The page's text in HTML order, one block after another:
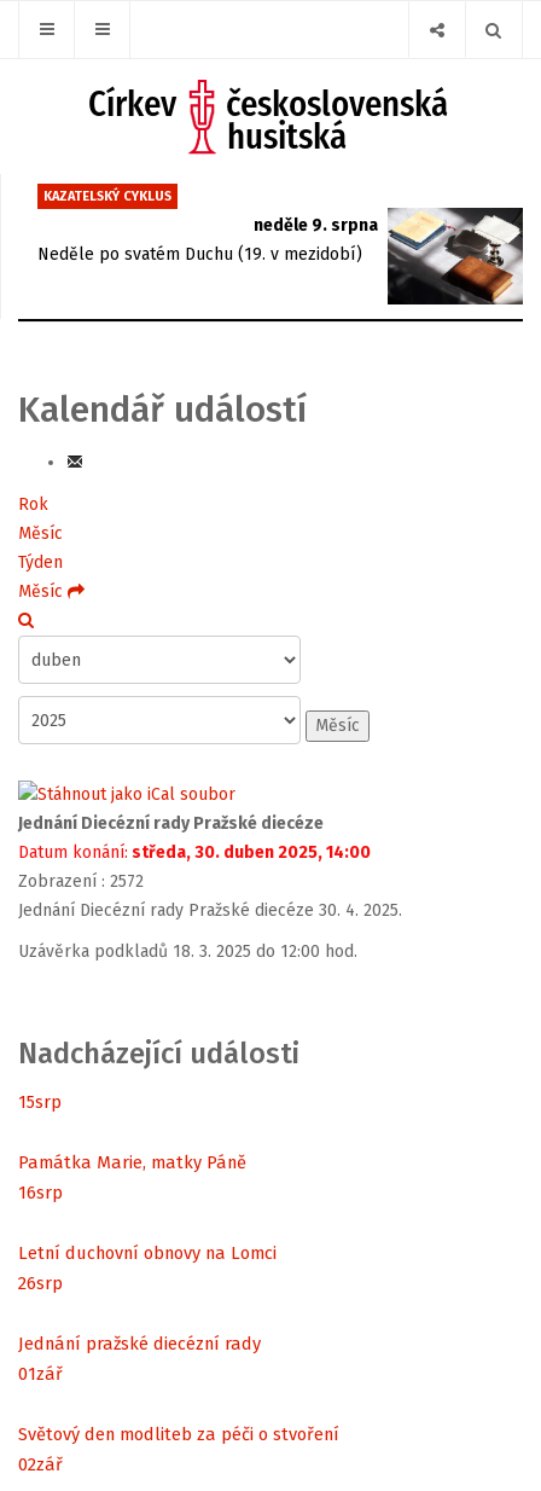
KAZATELSKÝ CYKLUS
neděle 9. srpna
Neděle po svatém Duchu (19. v mezidobí)
Kalendář událostí
Rok
Měsíc
Týden
Měsíc
Měsíc
Jednání Diecézní rady Pražské diecéze
Datum konání: středa, 30. duben 2025, 14:00
Zobrazení : 2572
Jednání Diecézní rady Pražské diecéze 30. 4. 2025.
Uzávěrka podkladů 18. 3. 2025 do 12:00 hod.
Nadcházející události
15srp
Památka Marie, matky Páně
16srp
Letní duchovní obnovy na Lomci
26srp
Jednání pražské diecézní rady
01zář
Světový den modliteb za péči o stvoření
02zář